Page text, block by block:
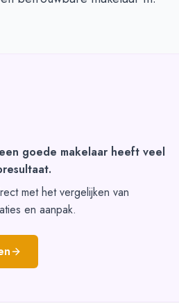
goede makelaar heeft veel
met het vergelijken van
en aanpak.